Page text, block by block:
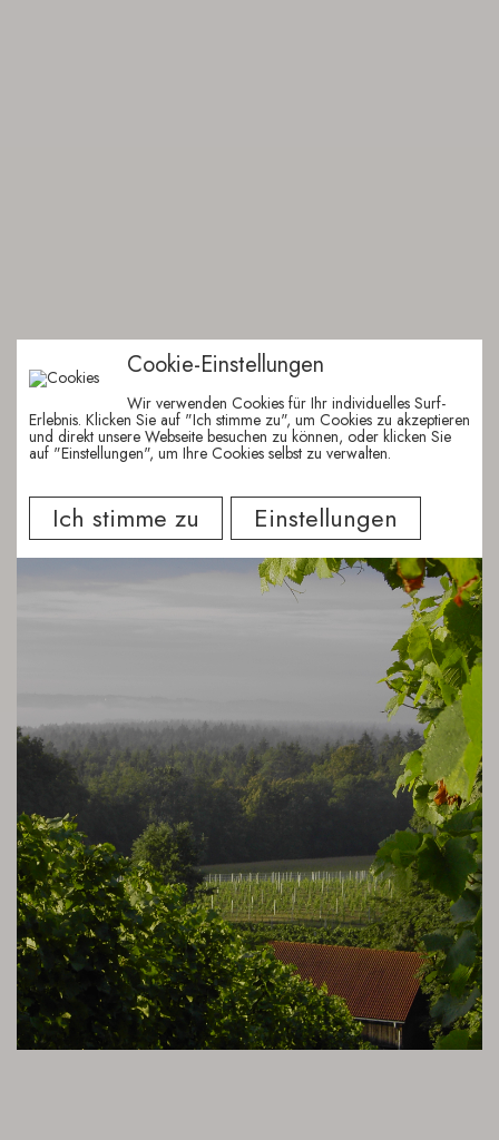
Cookie-Einstellungen
Wir verwenden Cookies für Ihr individuelles Surf-
Erlebnis. Klicken Sie auf "Ich stimme zu", um Cookies zu akzeptieren
und direkt unsere Webseite besuchen zu können, oder klicken Sie
auf "Einstellungen", um Ihre Cookies selbst zu verwalten.
Einstellungen